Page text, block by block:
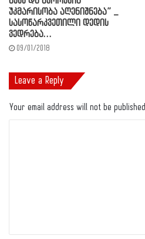
უკმარისობა აღენიშნება” _
სასოწარკვეთილი დედის
ვედრება…
09/01/2018
Leave a Reply
Your email address will not be published.